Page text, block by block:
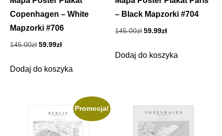
Copenhagen – White
Mapzorki #706
145.00zł Pierwotna
wynosiła:
59.99złAktualna
wynosi:
Dodaj do koszyka
– Black Mapzorki #704
145.00zł Pierwotna
wynosiła:
59.99złAktualna
wynosi:
Dodaj do koszyka
Promocja!